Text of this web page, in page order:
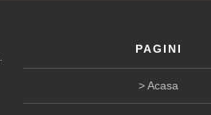
PAGINI
Acasa